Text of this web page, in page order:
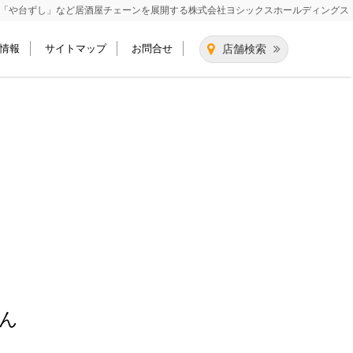
「や台ずし」など居酒屋チェーンを展開する株式会社ヨシックスホールディングス
店舗検索
報 サイトマップ お問合せ